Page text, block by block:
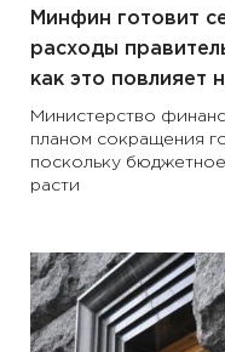
Минфин готовит
расходы
как это повлияет
Министерство
планом сокращения
поскольку
расти